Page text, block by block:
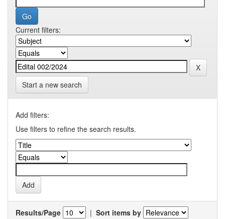
Current filters:
Start a new search
Add filters:
Use filters to refine the search results.
Results/Page | Sort items by